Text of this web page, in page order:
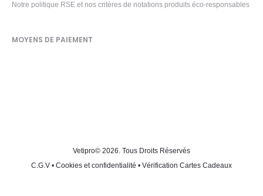
Notre politique RSE et nos critères de notations produits éco-responsables
MOYENS DE PAIEMENT
Vetipro© 2026. Tous Droits Réservés
C.G.V • Cookies et confidentialité • Vérification Cartes Cadeaux